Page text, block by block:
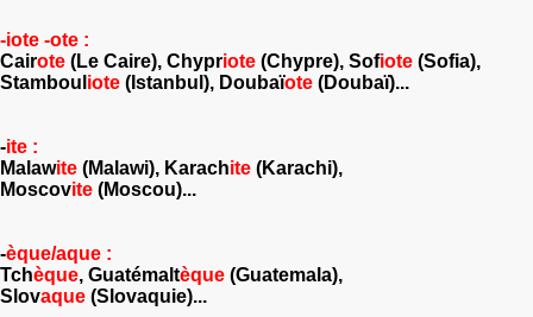
-iote -ote :
Cairote (Le Caire), Chypriote (Chypre), Sofiote (Sofia),
Stamboul iote (Istanbul), Doubaïote (Doubaï)...
-ite :
Malawite (Malawi), Karachite (Karachi),
Moscovite (Moscou)...
-èque/aque :
Tchèque, Guatémaltèque (Guatemala),
Slovaque (Slovaquie)...